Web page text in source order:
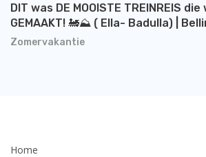
Zomervakantie
DIT was DE MOOISTE TREINREIS die
GEMAAKT! 🚂⛰️ ( Ella- Badulla) |
Home